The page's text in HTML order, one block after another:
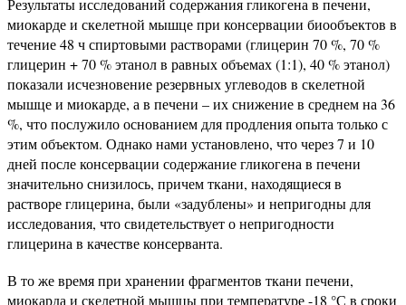
Результаты исследований содержания гликогена в печени,
миокарде и скелетной мышце при консервации биообъектов в
течение 48 ч спиртовыми растворами (глицерин 70 %, 70 %
глицерин + 70 % этанол в равных объемах (1:1), 40 % этанол)
показали исчезновение резервных углеводов в скелетной
мышце и миокарде, а в печени – их снижение в среднем на 36
%, что послужило основанием для продления опыта только с
этим объектом. Однако нами установлено, что через 7 и 10
дней после консервации содержание гликогена в печени
значительно снизилось, причем ткани, находящиеся в
растворе глицерина, были «задублены» и непригодны для
исследования, что свидетельствует о непригодности
глицерина в качестве консерванта.
В то же время при хранении фрагментов ткани печени,
миокарда и скелетной мышцы при температуре -18 °С в сроки